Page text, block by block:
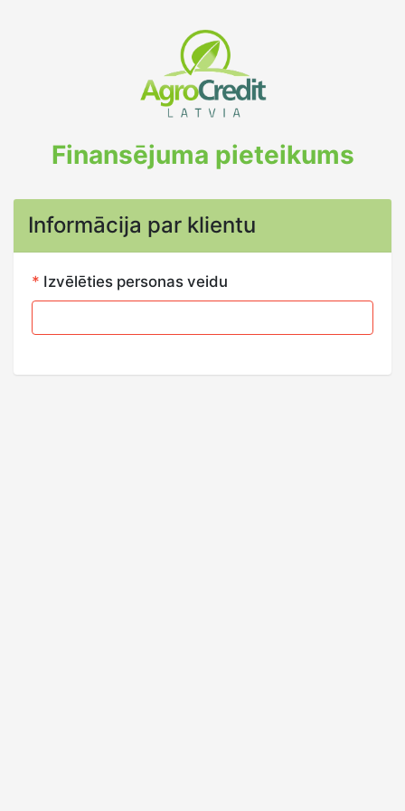
Finansējuma pieteikums
Informācija par klientu
* Izvēlēties personas veidu